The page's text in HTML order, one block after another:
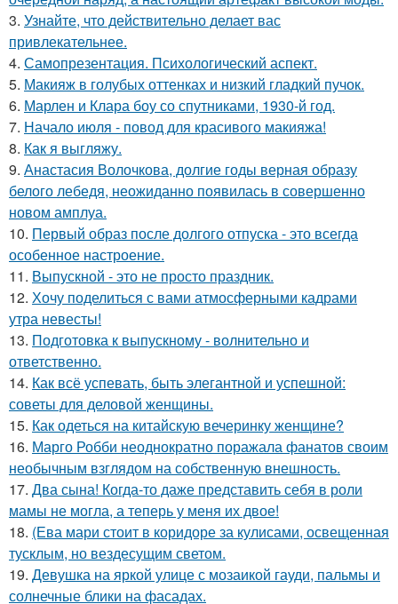
3. Узнайте, что действительно делает вас
привлекательнее.
4. Самопрезентация. Психологический аспект.
5. Макияж в голубых оттенках и низкий гладкий пучок.
6. Марлен и Клара боу со спутниками, 1930-й год.
7. Начало июля - повод для красивого макияжа!
8. Как я выгляжу.
9. Анастасия Волочкова, долгие годы верная образу
белого лебедя, неожиданно появилась в совершенно
новом амплуа.
10. Первый образ после долгого отпуска - это всегда
особенное настроение.
11. Выпускной - это не просто праздник.
12. Хочу поделиться с вами атмосферными кадрами
утра невесты!
13. Подготовка к выпускному - волнительно и
ответственно.
14. Как всё успевать, быть элегантной и успешной:
советы для деловой женщины.
15. Как одеться на китайскую вечеринку женщине?
16. Марго Робби неоднократно поражала фанатов своим
необычным взглядом на собственную внешность.
17. Два сына! Когда-то даже представить себя в роли
мамы не могла, а теперь у меня их двое!
18. (Ева мари стоит в коридоре за кулисами, освещенная
тусклым, но вездесущим светом.
19. Девушка на яркой улице с мозаикой гауди, пальмы и
солнечные блики на фасадах.